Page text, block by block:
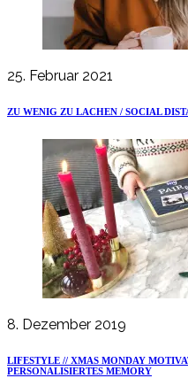
25. Februar 2021
ZU WENIG ZU LACHEN / SOCIAL
8. Dezember 2019
LIFESTYLE // XMAS MONDAY
PERSONALISIERTES MEMORY